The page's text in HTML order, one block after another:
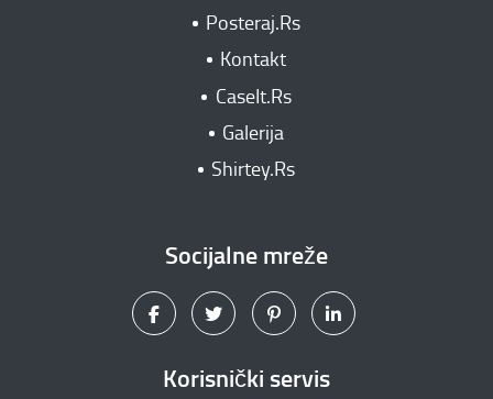
Posteraj.Rs
Kontakt
CaseIt.Rs
Galerija
Shirtey.Rs
Socijalne mreže
Korisnički servis